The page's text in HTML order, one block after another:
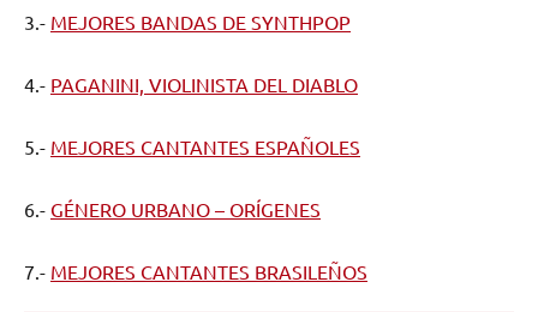
3.- MEJORES BANDAS DE SYNTHPOP
4.- PAGANINI, VIOLINISTA DEL DIABLO
5.- MEJORES CANTANTES ESPAÑOLES
6.- GÉNERO URBANO – ORÍGENES
7.- MEJORES CANTANTES BRASILEÑOS